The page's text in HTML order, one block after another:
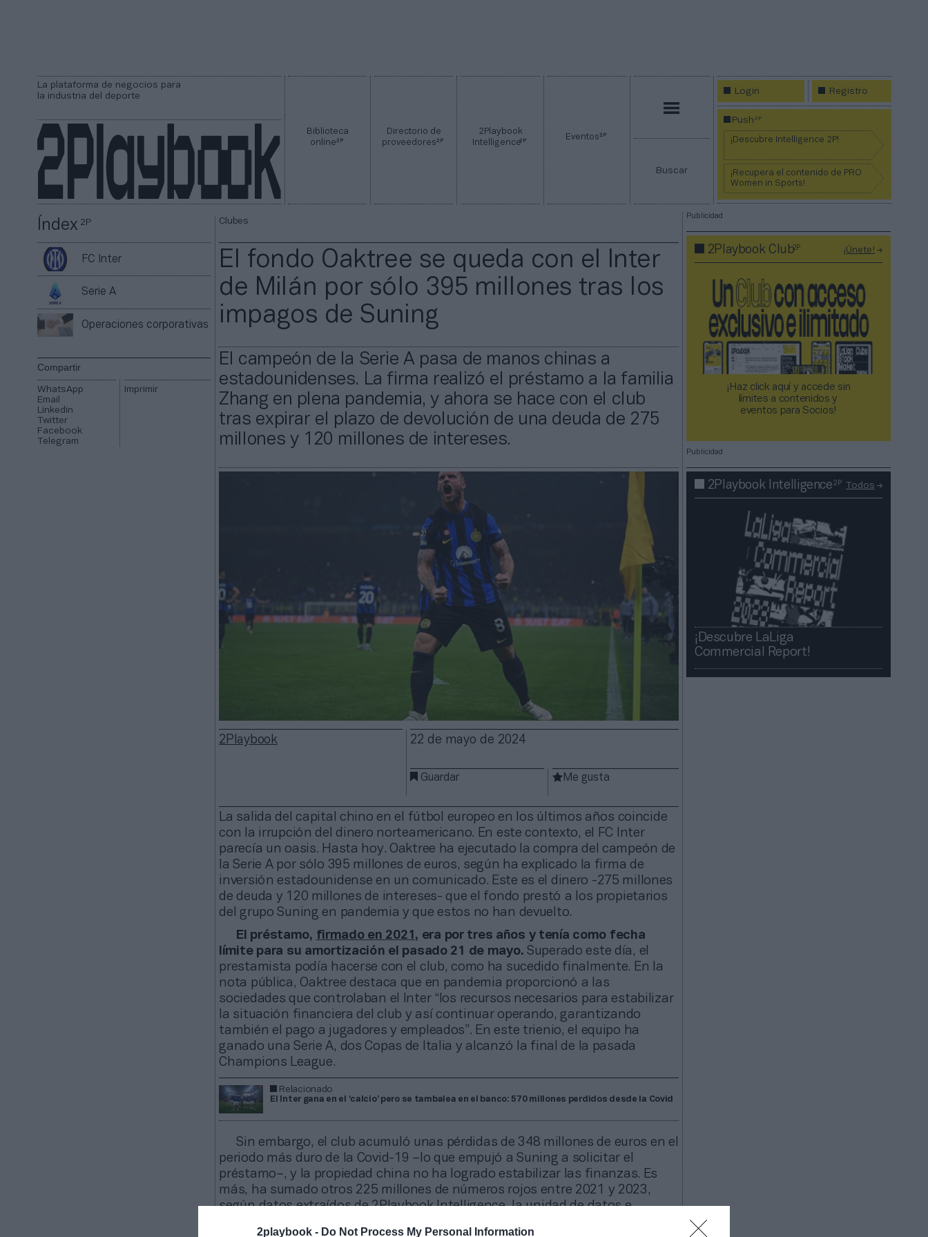
2playbook - Do Not Process My Personal Information
La plataforma de negocios para
la industria del deporte
Biblioteca
online2P
Directorio de
proveedores2P
2Playbook
Intelligence2P Eventos2P
Buscar
Login Registro
Push2P
¡Descubre Intelligence 2P!
¡Recupera el contenido de PRO
Women in Sports!
Índex2P
FC Inter
Serie A
Operaciones corporativas
Compartir
WhatsApp
Email
Linkedin
Twitter
Facebook
Telegram
Imprimir
Clubes
El fondo Oaktree se queda con el Inter
de Milán por sólo 395 millones tras los
impagos de Suning
El campeón de la Serie A pasa de manos chinas a
estadounidenses. La firma realizó el préstamo a la familia
Zhang en plena pandemia, y ahora se hace con el club
tras expirar el plazo de devolución de una deuda de 275
millones y 120 millones de intereses.
2Playbook 22 de mayo de 2024
Guardar Me gusta
La salida del capital chino en el fútbol europeo en los últimos años coincide
con la irrupción del dinero norteamericano. En este contexto, el FC Inter
parecía un oasis. Hasta hoy. Oaktree ha ejecutado la compra del campeón de
la Serie A por sólo 395 millones de euros, según ha explicado la firma de
inversión estadounidense en un comunicado. Este es el dinero -275 millones
de deuda y 120 millones de intereses- que el fondo prestó a los propietarios
del grupo Suning en pandemia y que estos no han devuelto.
El préstamo, firmado en 2021 , era por tres años y tenía como fecha
límite para su amortización el pasado 21 de mayo. Superado este día, el
prestamista podía hacerse con el club, como ha sucedido finalmente. En la
nota pública, Oaktree destaca que en pandemia proporcionó a las
sociedades que controlaban el Inter “los recursos necesarios para estabilizar
la situación financiera del club y así continuar operando, garantizando
también el pago a jugadores y empleados”. En este trienio, el equipo ha
ganado una Serie A, dos Copas de Italia y alcanzó la final de la pasada
Champions League.
Relacionado
El Inter gana en el ‘calcio’ pero se tambalea en el banco: 570 millones perdidos desde la Covid
Sin embargo, el club acumuló unas pérdidas de 348 millones de euros en el
periodo más duro de la Covid-19 –lo que empujó a Suning a solicitar el
préstamo–, y la propiedad china no ha logrado estabilizar las finanzas. Es
más, ha sumado otros 225 millones de números rojos entre 2021 y 2023,
según datos extraídos de2Playbook Intelligence, la unidad de datos e
Publicidad
2Playbook Club2P ¡Únete!
¡Haz click aquí y accede sin
límites a contenidos y
eventos para Socios!​​​​​​​
Publicidad
2Playbook Intelligence2P Todos
¡Descubre LaLiga
Commercial Report!​​